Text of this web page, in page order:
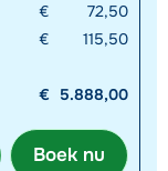
€
72,50
€ 115,50
€ 5.888,00
Boek nu